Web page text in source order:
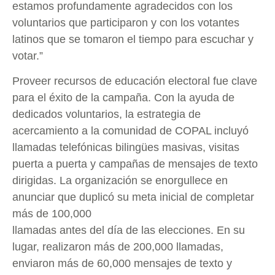
estamos profundamente agradecidos con los
voluntarios que participaron y con los votantes
latinos que se tomaron el tiempo para escuchar y
votar.”
Proveer recursos de educación electoral fue clave
para el éxito de la campaña. Con la ayuda de
dedicados voluntarios, la estrategia de
acercamiento a la comunidad de COPAL incluyó
llamadas telefónicas bilingües masivas, visitas
puerta a puerta y campañas de mensajes de texto
dirigidas. La organización se enorgullece en
anunciar que duplicó su meta inicial de completar
más de 100,000
llamadas antes del día de las elecciones. En su
lugar, realizaron más de 200,000 llamadas,
enviaron más de 60,000 mensajes de texto y